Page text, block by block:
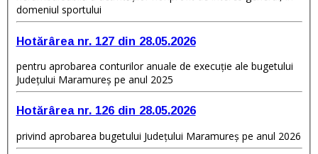
domeniul sportului
Hotărârea nr. 127 din 28.05.2026
pentru aprobarea conturilor anuale de execuţie ale bugetului
Judeţului Maramureș pe anul 2025
Hotărârea nr. 126 din 28.05.2026
privind aprobarea bugetului Judeţului Maramureș pe anul 2026